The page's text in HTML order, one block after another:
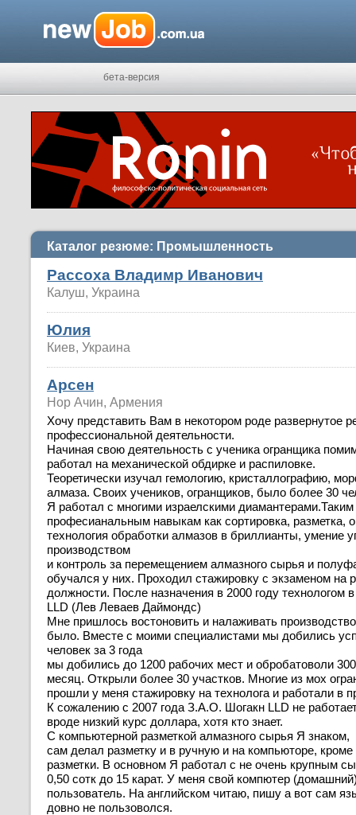
бета-версия
Каталог резюме: Промышленность
Рассоха Владимр Иванович
Калуш, Украина
Юлия
Киев, Украина
Арсен
Нор Ачин, Армения
Хочу представить Вам в некотором роде развернутое
профессиональной деятельности.
Начиная свою деятельность с ученика огранщика
работал на механической обдирке и распиловке.
Теоретически изучал гемологию, кристаллографию,
алмаза. Своих учеников, огранщиков, было более 30
Я работал с многими израелскими диамантерами.Таким
професианальным навыкам как сортировка, разметка,
технология обработки алмазов в бриллианты, умение
производством
и контроль за перемещением алмазного сырья и
обучался у них. Проходил стажировку с экзаменом на
должности. После назначения в 2000 году технологом
LLD (Лев Леваев Даймондс)
Мне пришлось востоновить и налаживать
было. Вместе с моими специалистами мы добились
человек за 3 года
мы добились до 1200 рабочих мест и обробатоволи
месяц. Открыли более 30 участков. Многие из мох
прошли у меня стажировку на технолога и работали в
К сожалению с 2007 года З.А.О. Шогакн LLD не
вроде низкий курс доллара, хотя кто знает.
С компьютерной разметкой алмазного сырья Я знаком,
сам делал разметку и в ручную и на компьюторе, кроме
разметки. В основном Я работал с не очень крупным
0,50 сотк до 15 карат. У меня свой компютер
пользователь. На английском читаю, пишу а вот сам
довно не пользоволся.